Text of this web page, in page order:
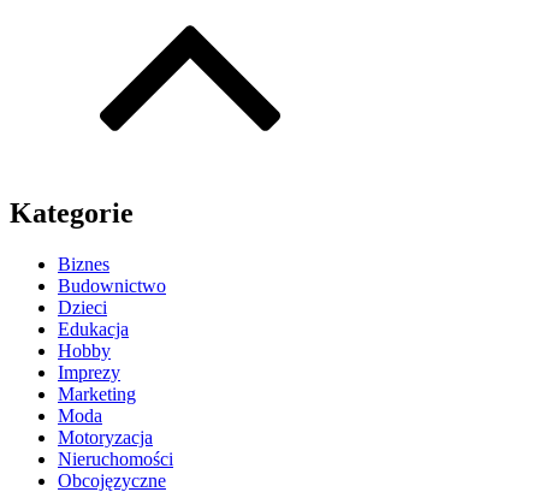
Kategorie
Biznes
Budownictwo
Dzieci
Edukacja
Hobby
Imprezy
Marketing
Moda
Motoryzacja
Nieruchomości
Obcojęzyczne